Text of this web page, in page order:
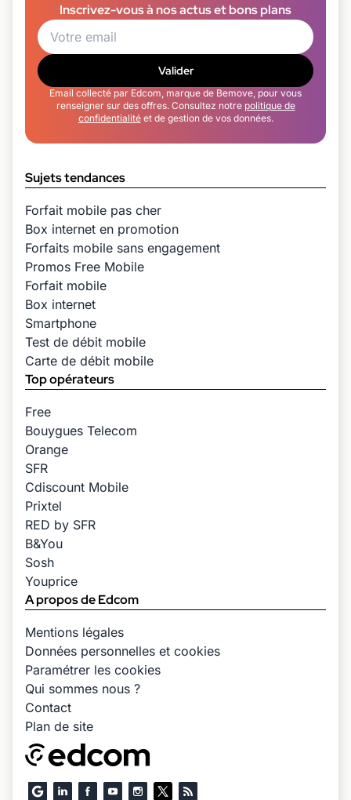
Inscrivez-vous à nos actus et bons plans
Valider
Email collecté par Edcom, marque de Bemove, pour vous
renseigner sur des offres. Consultez notre politique de
confidentialitéet de gestion de vos données.
Sujets tendances
Forfait mobile pas cher
Box internet en promotion
Forfaits mobile sans engagement
Promos Free Mobile
Forfait mobile
Box internet
Smartphone
Test de débit mobile
Carte de débit mobile
Top opérateurs
Free
Bouygues Telecom
Orange
SFR
Cdiscount Mobile
Prixtel
RED by SFR
B&You
Sosh
Youprice
A propos de Edcom
Mentions légales
Données personnelles et cookies
Paramétrer les cookies
Qui sommes nous ?
Contact
Plan de site